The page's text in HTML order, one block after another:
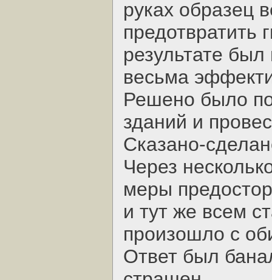
руках образец
предотвратить
результате
весьма
Решено было
зданий и
Сказано-
Через
меры
и тут же всем
произошло с
Ответ был